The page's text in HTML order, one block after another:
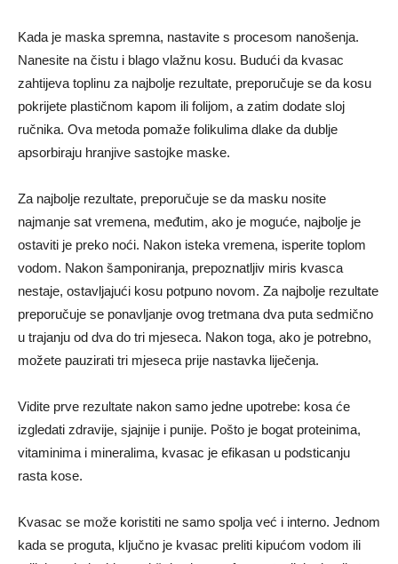
Kada je maska ​​spremna, nastavite s procesom nanošenja.
Nanesite na čistu i blago vlažnu kosu. Budući da kvasac
zahtijeva toplinu za najbolje rezultate, preporučuje se da kosu
pokrijete plastičnom kapom ili folijom, a zatim dodate sloj
ručnika. Ova metoda pomaže folikulima dlake da dublje
apsorbiraju hranjive sastojke maske.
Za najbolje rezultate, preporučuje se da masku nosite
najmanje sat vremena, međutim, ako je moguće, najbolje je
ostaviti je preko noći. Nakon isteka vremena, isperite toplom
vodom. Nakon šamponiranja, prepoznatljiv miris kvasca
nestaje, ostavljajući kosu potpuno novom. Za najbolje rezultate
preporučuje se ponavljanje ovog tretmana dva puta sedmično
u trajanju od dva do tri mjeseca. Nakon toga, ako je potrebno,
možete pauzirati tri mjeseca prije nastavka liječenja.
Vidite prve rezultate nakon samo jedne upotrebe: kosa će
izgledati zdravije, sjajnije i punije. Pošto je bogat proteinima,
vitaminima i mineralima, kvasac je efikasan u podsticanju
rasta kose.
Kvasac se može koristiti ne samo spolja već i interno. Jednom
kada se proguta, ključno je kvasac preliti kipućom vodom ili